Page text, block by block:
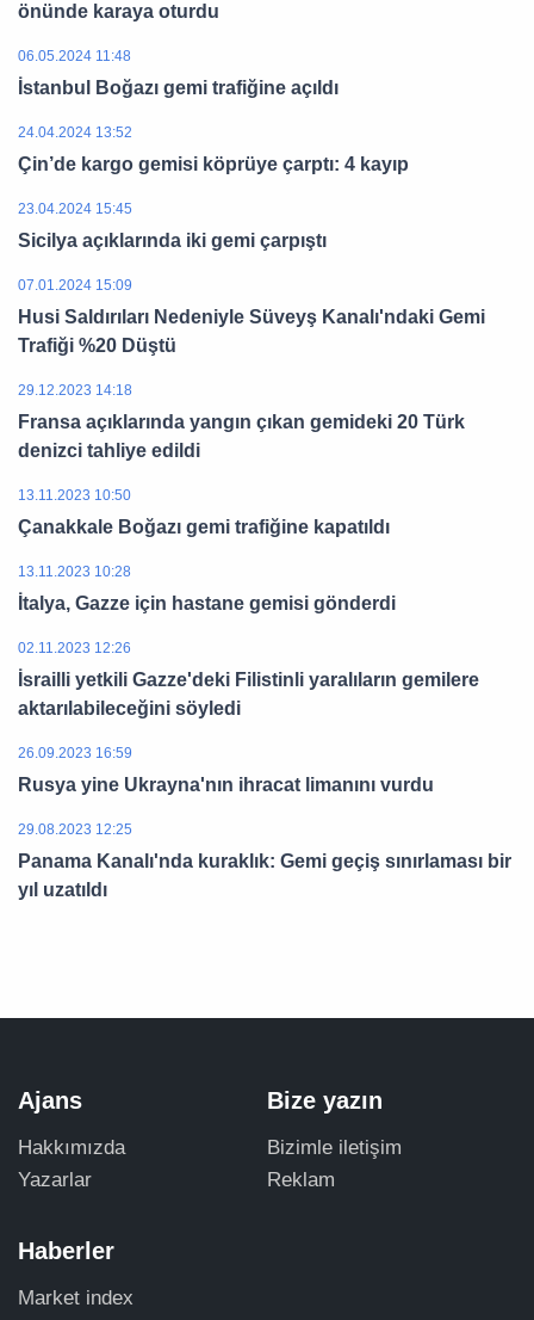
önünde karaya oturdu
06.05.2024 11:48
İstanbul Boğazı gemi trafiğine açıldı
24.04.2024 13:52
Çin’de kargo gemisi köprüye çarptı: 4 kayıp
23.04.2024 15:45
Sicilya açıklarında iki gemi çarpıştı
07.01.2024 15:09
Husi Saldırıları Nedeniyle Süveyş Kanalı'ndaki Gemi
Trafiği %20 Düştü
29.12.2023 14:18
Fransa açıklarında yangın çıkan gemideki 20 Türk
denizci tahliye edildi
13.11.2023 10:50
Çanakkale Boğazı gemi trafiğine kapatıldı
13.11.2023 10:28
İtalya, Gazze için hastane gemisi gönderdi
02.11.2023 12:26
İsrailli yetkili Gazze'deki Filistinli yaralıların gemilere
aktarılabileceğini söyledi
26.09.2023 16:59
Rusya yine Ukrayna'nın ihracat limanını vurdu
29.08.2023 12:25
Panama Kanalı'nda kuraklık: Gemi geçiş sınırlaması bir
yıl uzatıldı
Ajans
Hakkımızda
Yazarlar
Bize yazın
Bizimle iletişim
Reklam
Haberler
Market index